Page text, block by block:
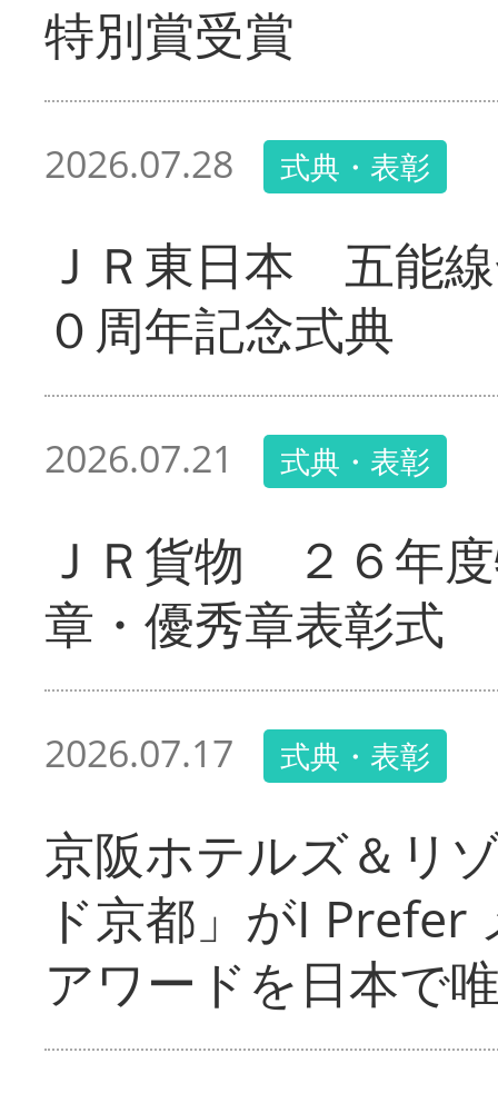
特別賞受賞
2026.07.28 式典・表彰
ＪＲ東日本 五能
０周年記念式典
2026.07.21 式典・表彰
ＪＲ貨物 ２６年
章・優秀章表彰式
2026.07.17 式典・表彰
京阪ホテルズ＆リ
ド京都」がI
アワードを日本で